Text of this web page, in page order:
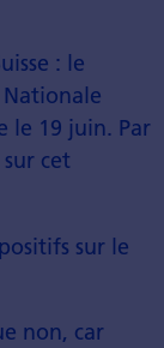
: le
le 19 juin. Par
cet
sur le
non, car